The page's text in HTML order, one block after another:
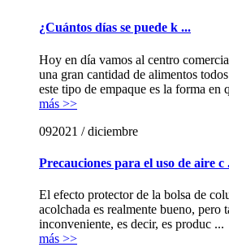
¿Cuántos días se puede k ...
Hoy en día vamos al centro
una gran cantidad de alimentos
este tipo de empaque es la forma en
más >>
092021 / diciembre
Precauciones para el uso de aire c
El efecto protector de la bolsa de
acolchada es realmente bueno, pero
inconveniente, es decir, es produc ...
más >>